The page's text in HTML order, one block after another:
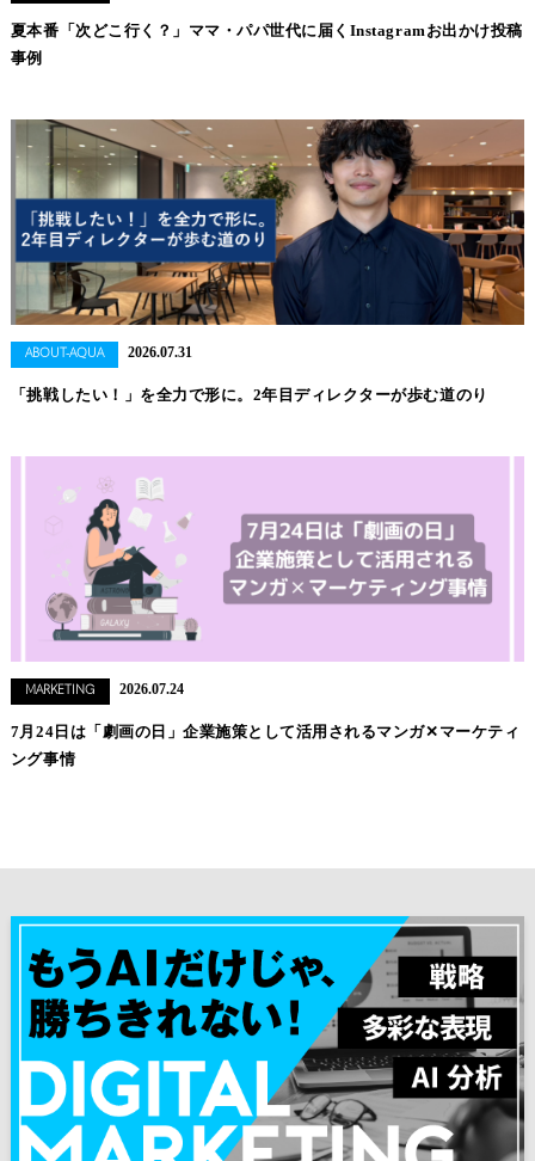
夏本番「次どこ行く？」ママ・パパ世代に届くInstagramお出かけ投稿
事例
ABOUT-AQUA 2026.07.31
「挑戦したい！」を全力で形に。2年目ディレクターが歩む道のり
MARKETING 2026.07.24
7月24日は「劇画の日」企業施策として活用されるマンガ✕マーケティ
ング事情